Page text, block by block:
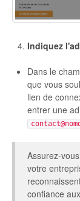
Indiquez
Dans le
que vous
lien de
entrer une
Assurez-
votre
confiance